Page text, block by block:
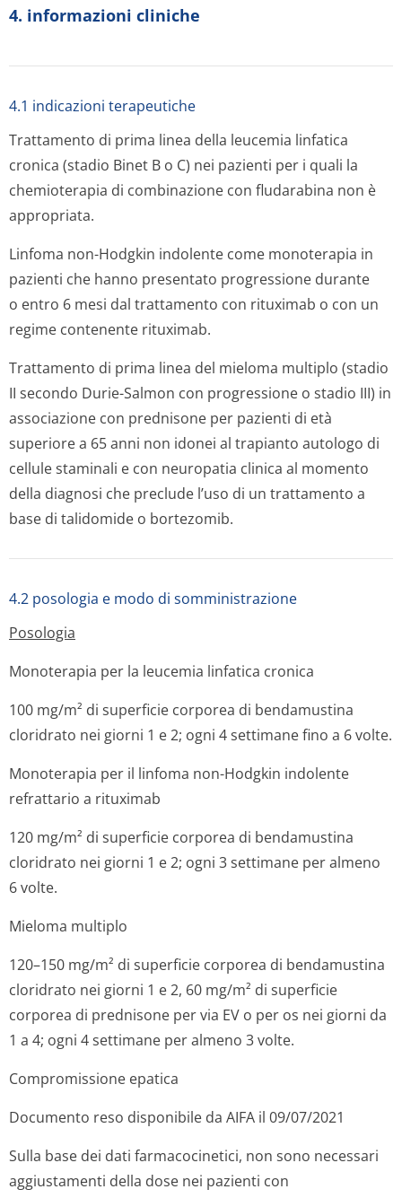
4. informazioni cliniche
4.1 indicazioni terapeutiche
Trattamento di prima linea della leucemia linfatica
cronica (stadio Binet B o C) nei pazienti per i quali la
chemioterapia di combinazione con fludarabina non è
appropriata.
Linfoma non-Hodgkin indolente come monoterapia in
pazienti che hanno presentato progressione durante
o entro 6 mesi dal trattamento con rituximab o con un
regime contenente rituximab.
Trattamento di prima linea del mieloma multiplo (stadio
II secondo Durie-Salmon con progressione o stadio III) in
associazione con prednisone per pazienti di età
superiore a 65 anni non idonei al trapianto autologo di
cellule staminali e con neuropatia clinica al momento
della diagnosi che preclude l’uso di un trattamento a
base di talidomide o bortezomib.
4.2 posologia e modo di somministrazione
Posologia
Monoterapia per la leucemia linfatica cronica
100 mg/m² di superficie corporea di bendamustina
cloridrato nei giorni 1 e 2; ogni 4 settimane fino a 6 volte.
Monoterapia per il linfoma non-Hodgkin indolente
refrattario a rituximab
120 mg/m² di superficie corporea di bendamustina
cloridrato nei giorni 1 e 2; ogni 3 settimane per almeno
6 volte.
Mieloma multiplo
120–150 mg/m² di superficie corporea di bendamustina
cloridrato nei giorni 1 e 2, 60 mg/m² di superficie
corporea di prednisone per via EV o per os nei giorni da
1 a 4; ogni 4 settimane per almeno 3 volte.
Compromissione epatica
Documento reso disponibile da AIFA il 09/07/2021
Sulla base dei dati farmacocinetici, non sono necessari
aggiustamenti della dose nei pazienti con